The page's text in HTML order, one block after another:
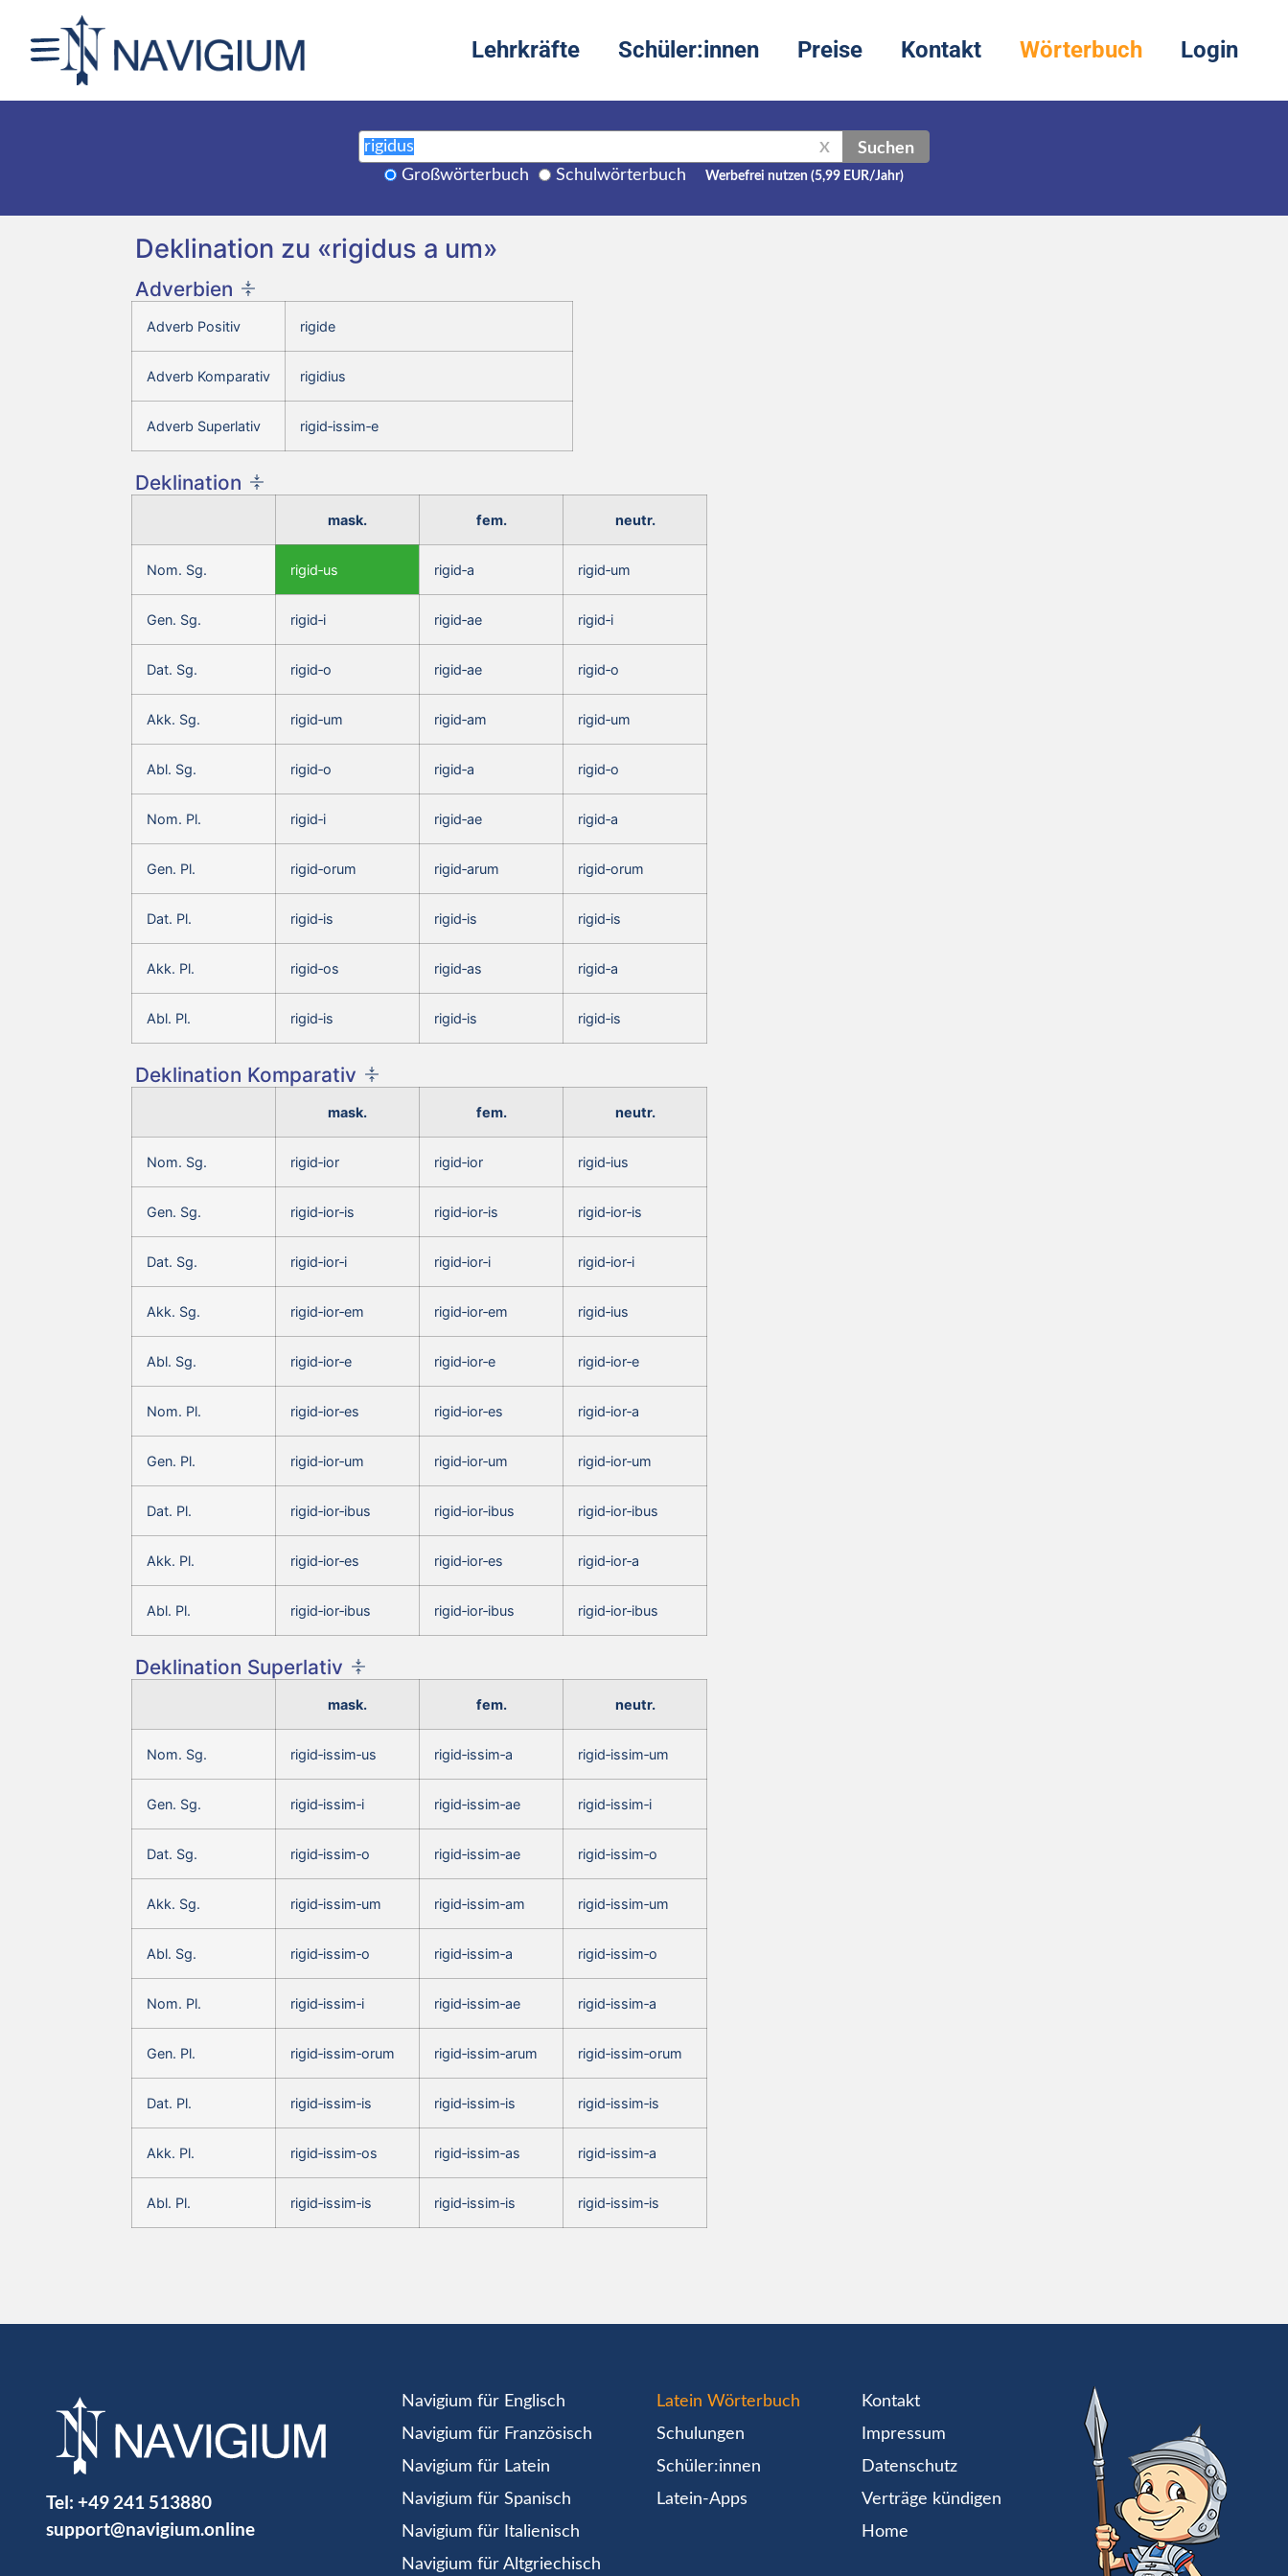
Lehrkräfte Schüler:innen Preise Kontakt Wörterbuch Login
X Suchen
Großwörterbuch Schulwörterbuch Werbefrei nutzen (5,99 EUR/Jahr)
Deklination zu «rigidus a um»
Adverbien
Adverb Positiv rigide
Adverb Komparativ rigidius
Adverb Superlativ rigid‑issim‑e
Deklination
mask. fem. neutr.
Nom. Sg. rigid‑us rigid‑a rigid‑um
Gen. Sg. rigid‑i rigid‑ae rigid‑i
Dat. Sg. rigid‑o rigid‑ae rigid‑o
Akk. Sg. rigid‑um rigid‑am rigid‑um
Abl. Sg. rigid‑o rigid‑a rigid‑o
Nom. Pl. rigid‑i rigid‑ae rigid‑a
Gen. Pl. rigid‑orum rigid‑arum rigid‑orum
Dat. Pl. rigid‑is rigid‑is rigid‑is
Akk. Pl. rigid‑os rigid‑as rigid‑a
Abl. Pl. rigid‑is rigid‑is rigid‑is
Deklination Komparativ
mask. fem. neutr.
Nom. Sg. rigid‑ior rigid‑ior rigid‑ius
Gen. Sg. rigid‑ior‑is rigid‑ior‑is rigid‑ior‑is
Dat. Sg. rigid‑ior‑i rigid‑ior‑i rigid‑ior‑i
Akk. Sg. rigid‑ior‑em rigid‑ior‑em rigid‑ius
Abl. Sg. rigid‑ior‑e rigid‑ior‑e rigid‑ior‑e
Nom. Pl. rigid‑ior‑es rigid‑ior‑es rigid‑ior‑a
Gen. Pl. rigid‑ior‑um rigid‑ior‑um rigid‑ior‑um
Dat. Pl. rigid‑ior‑ibus rigid‑ior‑ibus rigid‑ior‑ibus
Akk. Pl. rigid‑ior‑es rigid‑ior‑es rigid‑ior‑a
Abl. Pl. rigid‑ior‑ibus rigid‑ior‑ibus rigid‑ior‑ibus
Deklination Superlativ
mask. fem. neutr.
Nom. Sg. rigid‑issim‑us rigid‑issim‑a rigid‑issim‑um
Gen. Sg. rigid‑issim‑i rigid‑issim‑ae rigid‑issim‑i
Dat. Sg. rigid‑issim‑o rigid‑issim‑ae rigid‑issim‑o
Akk. Sg. rigid‑issim‑um rigid‑issim‑am rigid‑issim‑um
Abl. Sg. rigid‑issim‑o rigid‑issim‑a rigid‑issim‑o
Nom. Pl. rigid‑issim‑i rigid‑issim‑ae rigid‑issim‑a
Gen. Pl. rigid‑issim‑orum rigid‑issim‑arum rigid‑issim‑orum
Dat. Pl. rigid‑issim‑is rigid‑issim‑is rigid‑issim‑is
Akk. Pl. rigid‑issim‑os rigid‑issim‑as rigid‑issim‑a
Abl. Pl. rigid‑issim‑is rigid‑issim‑is rigid‑issim‑is
Tel: +49 241 513880
support@navigium.online
Navigium für Englisch
Navigium für Französisch
Navigium für Latein
Navigium für Spanisch
Navigium für Italienisch
Navigium für Altgriechisch
Latein Wörterbuch
Schulungen
Schüler:innen
Latein-Apps
Kontakt
Impressum
Datenschutz
Verträge kündigen
Home